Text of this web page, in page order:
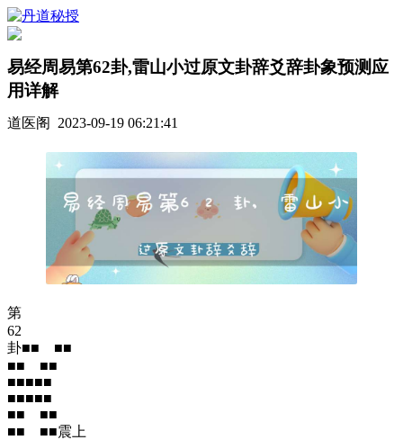
易经周易第62卦,雷山小过原文卦辞爻辞卦象预测应
用详解
道医阁 2023-09-19 06:21:41
第
62
卦■■ ■■
■■ ■■
■■■■■
■■■■■
■■ ■■
■■ ■■震上